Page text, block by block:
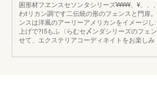
困形材フヱンスセソンタシリーズ¥¥¥¥¥、¥、、
わtリカン調です二伝統の形のフェンスと門扉
ンスは洋風のアーリーアメリカンをイメージし
上げで?l5もふ〈らむセ〆ンダシリーズのフェ
せて、エクステリアコーディネイトをお楽しみ